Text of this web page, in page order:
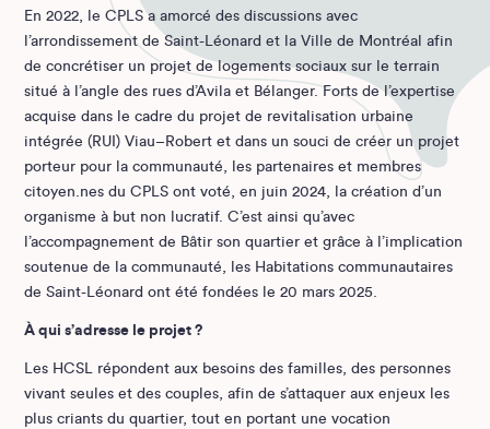
En 2022, le CPLS a amorcé des discussions avec
l’arrondissement de Saint-Léonard et la Ville de Montréal afin
de concrétiser un projet de logements sociaux sur le terrain
situé à l’angle des rues d’Avila et Bélanger. Forts de l’expertise
acquise dans le cadre du projet de revitalisation urbaine
intégrée (RUI) Viau–Robert et dans un souci de créer un projet
porteur pour la communauté, les partenaires et membres
citoyen.nes du CPLS ont voté, en juin 2024, la création d’un
organisme à but non lucratif. C’est ainsi qu’avec
l’accompagnement de Bâtir son quartier et grâce à l’implication
soutenue de la communauté, les Habitations communautaires
de Saint-Léonard ont été fondées le 20 mars 2025.
À qui s’adresse le projet ?
Les HCSL répondent aux besoins des familles, des personnes
vivant seules et des couples, afin de s’attaquer aux enjeux les
plus criants du quartier, tout en portant une vocation